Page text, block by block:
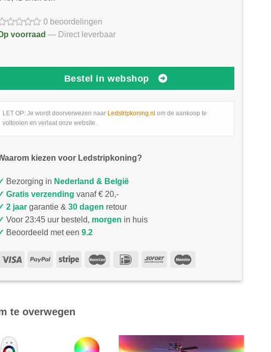
0 beoordelingen
voorraad — Direct leverbaar
Bestel in webshop
LET OP: Je wordt doorverwezen naar Ledstripkoning.nl om de aankoop te
voltooien en verlaat onze website.
kiezen voor Ledstripkoning?
Bezorging in Nederland & België
Gratis verzending vanaf € 20,-
2 jaar garantie & 30 dagen retour
Voor 23:45 uur besteld, morgen in huis
Beoordeeld met een 9.2
te overwegen